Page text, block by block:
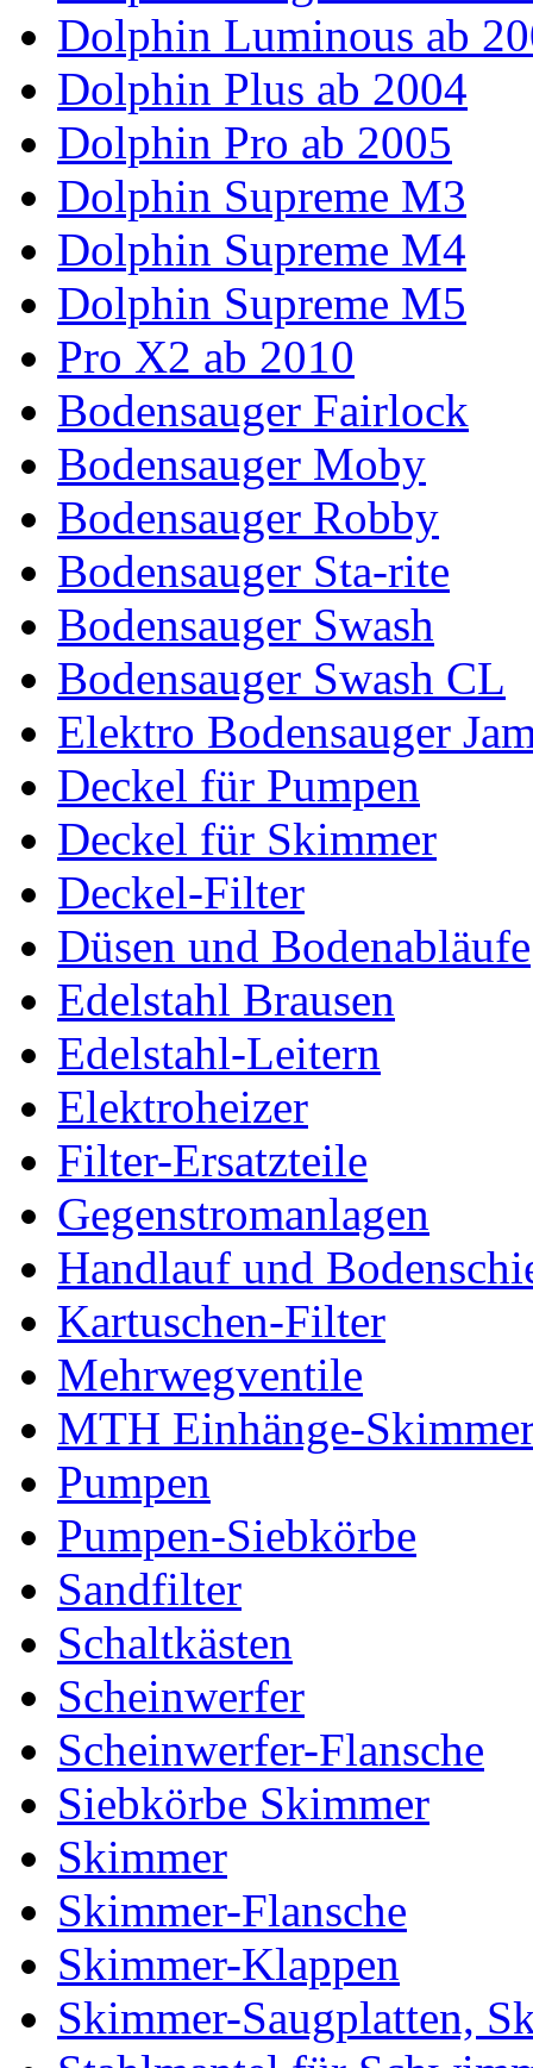
Dolphin Luminous ab
Dolphin Plus ab 2004
Dolphin Pro ab 2005
Dolphin Supreme M3
Dolphin Supreme M4
Dolphin Supreme M5
Pro X2 ab 2010
Bodensauger Fairlock
Bodensauger Moby
Bodensauger Robby
Bodensauger Sta-rite
Bodensauger Swash
Bodensauger Swash CL
Elektro Bodensauger
Deckel für Pumpen
Deckel für Skimmer
Deckel-Filter
Düsen und Bodenabläufe
Edelstahl Brausen
Edelstahl-Leitern
Elektroheizer
Filter-Ersatzteile
Gegenstromanlagen
Handlauf und
Kartuschen-Filter
Mehrwegventile
MTH Einhänge-
Pumpen
Pumpen-Siebkörbe
Sandfilter
Schaltkästen
Scheinwerfer
Scheinwerfer-Flansche
Siebkörbe Skimmer
Skimmer
Skimmer-Flansche
Skimmer-Klappen
Skimmer-Saugplatten,